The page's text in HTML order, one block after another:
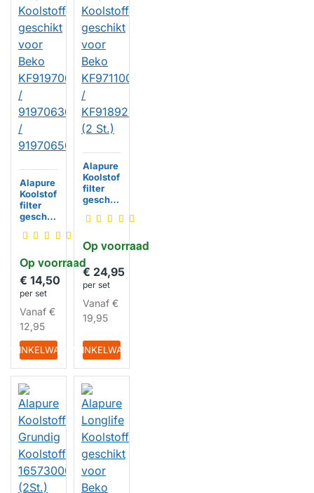
Op voorraad
Alapure
Koolstof
filter
geschik
Beko
063656
919706
3656 /
919706
5088
€ 14,50
per set
Vanaf €
12,95
WINKELWAGEN
HUISMERK
Op voorraad
Alapure
Koolstof
filter
geschik
Beko
0007 /
KF9189
204771
(2 St.)
€ 24,95
per set
Vanaf€
19,95
IN WINKELWAGEN